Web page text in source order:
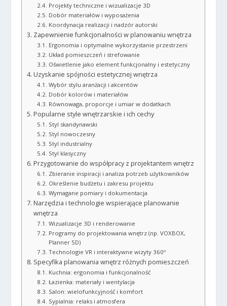
Projekty techniczne i wizualizacje 3D
Dobór materiałów i wyposażenia
Koordynacja realizacji i nadzór autorski
Zapewnienie funkcjonalności w planowaniu wnętrza
Ergonomia i optymalne wykorzystanie przestrzeni
Układ pomieszczeń i strefowanie
Oświetlenie jako element funkcjonalny i estetyczny
Uzyskanie spójności estetycznej wnętrza
Wybór stylu aranżacji i akcentów
Dobór kolorów i materiałów
Równowaga, proporcje i umiar w dodatkach
Popularne style wnętrzarskie i ich cechy
Styl skandynawski
Styl nowoczesny
Styl industrialny
Styl klasyczny
Przygotowanie do współpracy z projektantem wnętrz
Zbieranie inspiracji i analiza potrzeb użytkowników
Określenie budżetu i zakresu projektu
Wymagane pomiary i dokumentacja
Narzędzia i technologie wspierające planowanie
wnętrza
Wizualizacje 3D i renderowanie
Programy do projektowania wnętrz (np. VOXBOX,
Planner 5D)
Technologie VR i interaktywne wizyty 360º
Specyfika planowania wnętrz różnych pomieszczeń
Kuchnia: ergonomia i funkcjonalność
Łazienka: materiały i wentylacja
Salon: wielofunkcyjność i komfort
Sypialnia: relaks i atmosfera